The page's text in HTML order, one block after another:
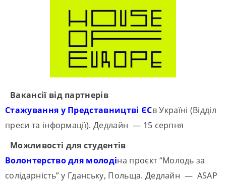
Вакансії від партнерів
Стажування у Представництві ЄСв Україні (Відділ
преси та інформації). Дедлайн — 15 серпня
Можливості для студентів
Волонтерство для молодіна проєкт “Молодь за
солідарність” у Гданську, Польща. Дедлайн — ASAP